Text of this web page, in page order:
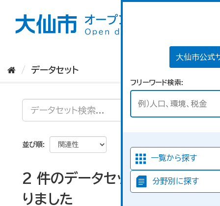
大仙市公式
フリーワード検索
一覧から探す
分野別に探す
データセット
並び順
2 件のデータセットが見つか
りました